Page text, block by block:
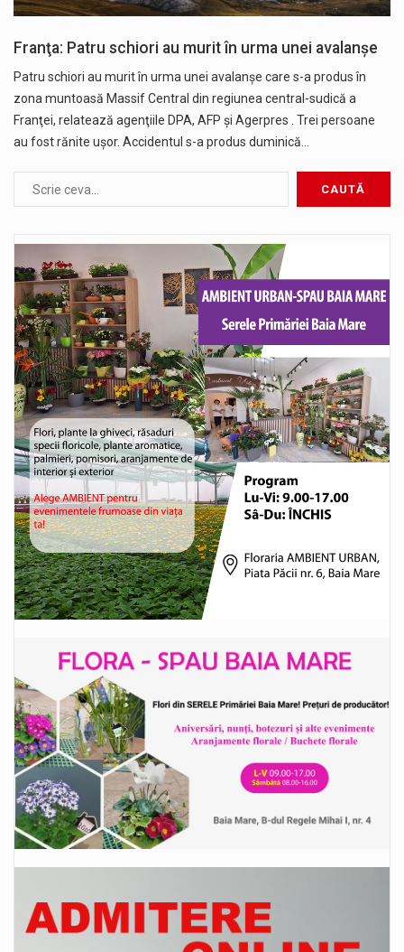
Franţa: Patru schiori au murit în urma unei avalanşe
Patru schiori au murit în urma unei avalanşe care s-a produs în
zona muntoasă Massif Central din regiunea central-sudică a
Franţei, relatează agenţiile DPA, AFP și Agerpres . Trei persoane
au fost rănite uşor. Accidentul s-a produs duminică…